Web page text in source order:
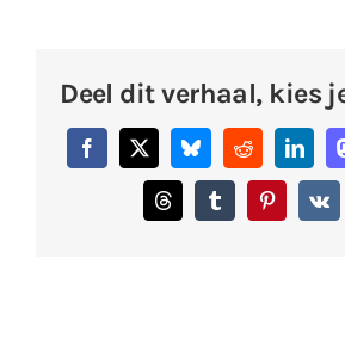
Deel dit verhaal, kies
Facebook
X BlueskyReddit
ThreadsTumblrPinterestVk